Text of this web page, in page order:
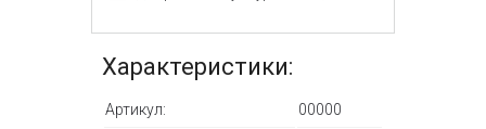
Характеристики:
Артикул: 00000